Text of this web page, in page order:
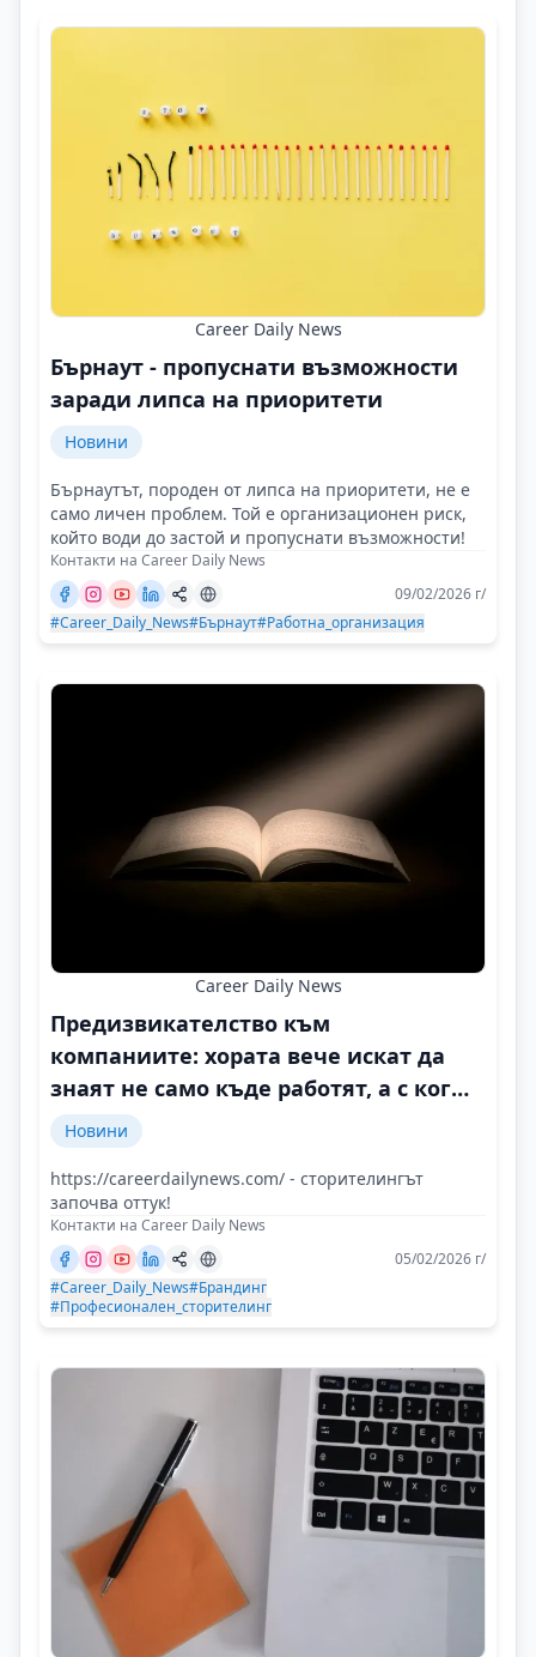
Career Daily News
Бърнаут - пропуснати възможности
заради липса на приоритети
Новини
Бърнаутът, породен от липса на приоритети, не е
само личен проблем. Той е организационен риск,
който води до застой и пропуснати възможности!
Контакти на Career Daily News
09/02/2026 г/
#Career_Daily_News#Бърнаут#Работна_организация
Career Daily News
Предизвикателство към
компаниите: хората вече искат да
знаят не само къде работят, а с кого
и защо
Новини
https://careerdailynews.com/ - сторителингът
започва оттук!
Контакти на Career Daily News
05/02/2026 г/
#Career_Daily_News#Брандинг
#Професионален_сторителинг